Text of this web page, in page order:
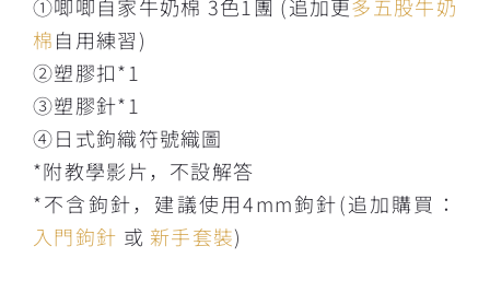
①唧唧自家牛奶棉 3色1團 (追加更多五股牛奶
棉自用練習)
②塑膠扣*1
③塑膠針*1
④日式鉤織符號織圖
*附教學影片，不設解答
*不含鉤針，建議使用4mm鉤針(追加購買：
入門鉤針 或 新手套裝)